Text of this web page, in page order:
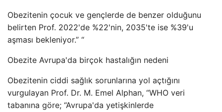
Obezitenin çocuk ve gençlerde de benzer olduğunu
belirten Prof. 2022'de %22'nin, 2035'te ise %39'u
aşması bekleniyor.” “
Obezite Avrupa'da birçok hastalığın nedeni
Obezitenin ciddi sağlık sorunlarına yol açtığını
vurgulayan Prof. Dr. M. Emel Alphan, “WHO veri
tabanına göre; “Avrupa'da yetişkinlerde